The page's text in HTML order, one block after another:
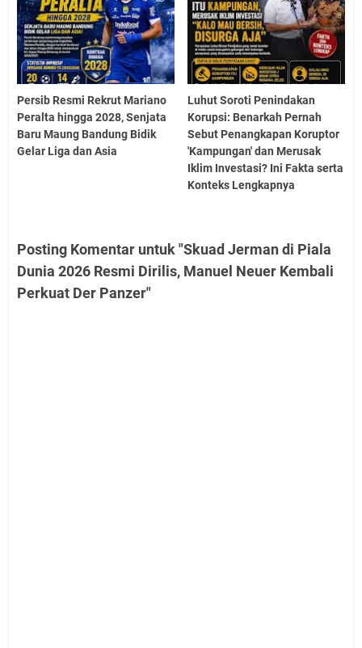
Persib Resmi Rekrut Mariano
Peralta hingga 2028, Senjata
Baru Maung Bandung Bidik
Gelar Liga dan Asia
Luhut Soroti Penindakan
Korupsi: Benarkah Pernah
Sebut Penangkapan Koruptor
'Kampungan' dan Merusak
Iklim Investasi? Ini Fakta serta
Konteks Lengkapnya
Posting Komentar untuk "Skuad Jerman di Piala
Dunia 2026 Resmi Dirilis, Manuel Neuer Kembali
Perkuat Der Panzer"